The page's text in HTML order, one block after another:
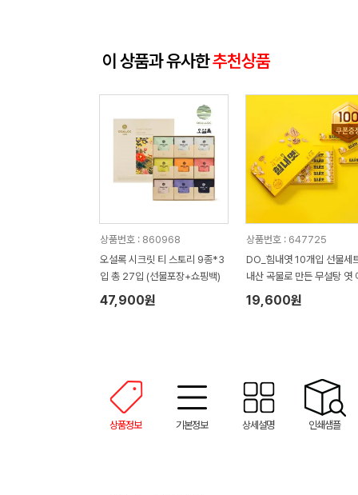
이 상품과 유사한추천상품
상품번호 : 860968
오설록 시크릿 티 스토리 9종*3
입 총 27입 (선물포장+쇼핑백)
47,900원
상품번호 : 647725
DO_힘내엿 10개입 선물세
내산 곡물로 만든 무설탕 엿
지 바
19,600원
상품정보 기본정보 상세설명 인쇄샘플